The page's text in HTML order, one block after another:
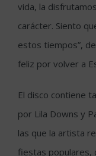
vida, la
carácter. Siento
estos tiempos”,
feliz por volver a
El disco contiene
por Lila Downs y
las que la artista
fiestas populares,